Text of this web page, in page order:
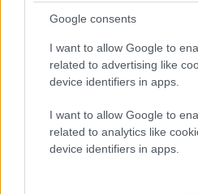
Google consents
I want to allow Google to
related to advertising like
device identifiers in apps.
I want to allow Google to
related to analytics like
device identifiers in apps.
επικοινωνία με όλο τον
από οπουδήποτε και με
διαμορφωμένο περιβάλλον
ημερομηνία κυκλοφορίας και
UnwiredView]